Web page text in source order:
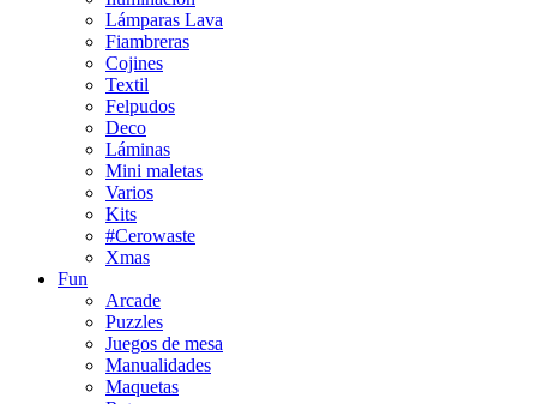
Lámparas Lava
Fiambreras
Cojines
Textil
Felpudos
Deco
Láminas
Mini maletas
Varios
Kits
#Cerowaste
Xmas
Fun
Arcade
Puzzles
Juegos de mesa
Manualidades
Maquetas